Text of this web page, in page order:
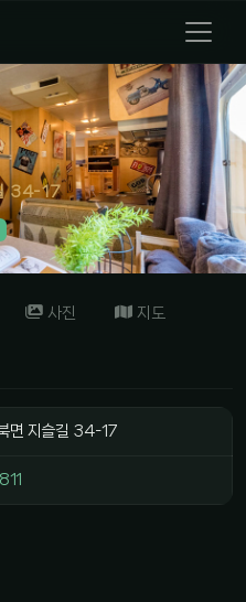
34-17
사진 지도
면 지슬길 34-17